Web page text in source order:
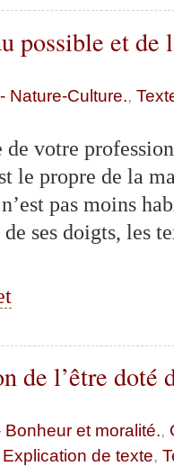
possible et
Nature-Culture.,
votre
le propre de la
pas moins
ses doigts, les
de l’être doté
Bonheur et moralité.,
Explication de texte,